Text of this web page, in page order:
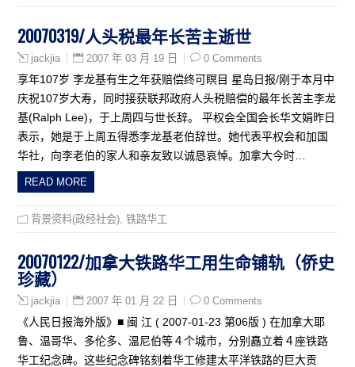
20070319/人头税最年长苦主逝世
jackjia 2007 年 03 月 19 日 0 Comments
享年107岁 李龙基有生之年获赔偿终可瞑目 星岛日报/刚于本月中
庆祝107岁大寿，同时接获联邦政府人头税赔偿的最年长苦主李龙
基(Ralph Lee)，于上周四与世长辞。 平权会全国会长华文娟昨日
表示，她是于上周五得悉李龙基老伯辞世。她代表平权会和加国
华社，向李老伯的家人和亲友致以诚恳哀悼。加拿大今时…
READ MORE
背景资料(政经社会) ,铁路华工
20070122/加拿大铁路华工用生命铺轨（侨史
珍藏）
jackjia 2007 年 01 月 22 日 0 Comments
《人民日报海外版》■ 闽 江 ( 2007-01-23 第06版 ) 在加拿大耶
鲁、温哥华、多伦多、温尼伯等４个城市，分别矗立着４座铁路
华工纪念碑。这些纪念碑铭刻着华工修建太平洋铁路的巨大贡